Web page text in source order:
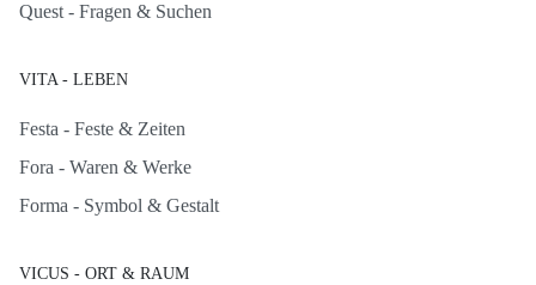
Quest - Fragen & Suchen
VITA - LEBEN
Festa - Feste & Zeiten
Fora - Waren & Werke
Forma - Symbol & Gestalt
VICUS - ORT & RAUM